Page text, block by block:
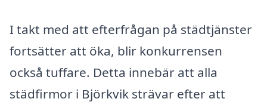
I takt med att efterfrågan på städtjänster
fortsätter att öka, blir konkurrensen
också tuffare. Detta innebär att alla
städfirmor i Björkvik strävar efter att